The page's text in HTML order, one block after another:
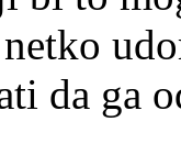
da ga